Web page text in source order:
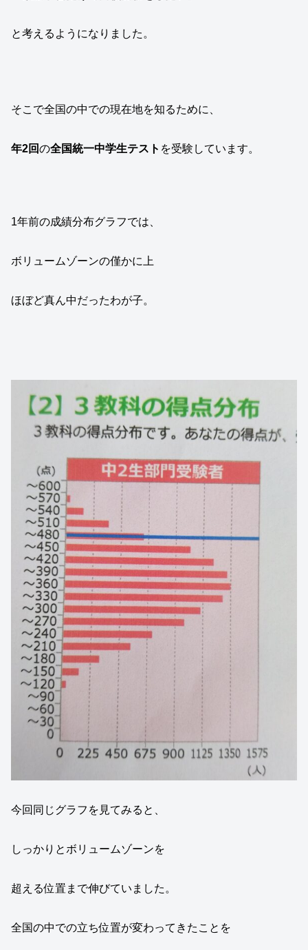
と考えるようになりました。
そこで全国の中での現在地を知るために、
年2回の全国統一中学生テスト を受験しています。
1年前の成績分布グラフでは、
ボリュームゾーンの僅かに上
ほぼど真ん中だったわが子。
今回同じグラフを見てみると、
しっかりとボリュームゾーンを
超える位置まで伸びていました。
全国の中での立ち位置が変わってきたことを